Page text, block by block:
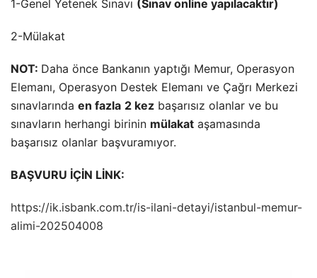
1-Genel Yetenek Sınavı (Sınav online yapılacaktır)
2-Mülakat
NOT: Daha önce Bankanın yaptığı Memur, Operasyon
Elemanı, Operasyon Destek Elemanı ve Çağrı Merkezi
sınavlarında en fazla 2 kez başarısız olanlar ve bu
sınavların herhangi birinin mülakat aşamasında
başarısız olanlar başvuramıyor.
BAŞVURU İÇİN LİNK:
https://ik.isbank.com.tr/is-ilani-detayi/istanbul-memur-
alimi-202504008